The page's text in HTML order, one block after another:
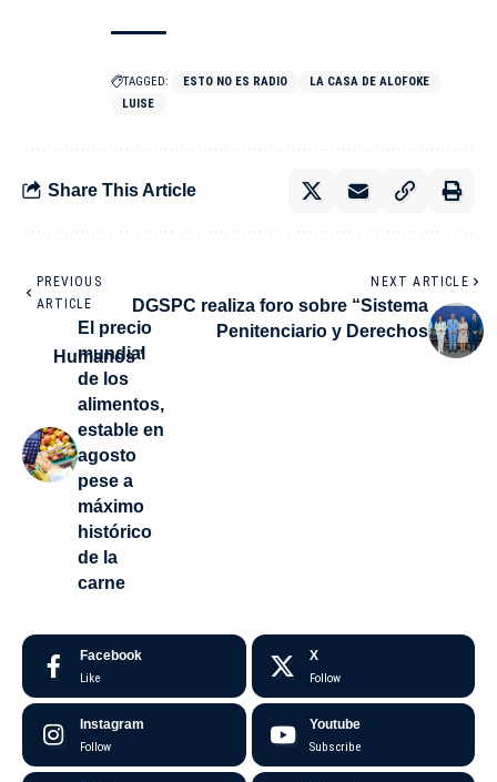
TAGGED: ESTO NO ES RADIO
LA CASA DE ALOFOKE
LUISE
Share This Article
PREVIOUS
ARTICLE
El precio
mundial
de los
alimentos,
estable en
agosto
pese a
máximo
histórico
de la
carne
NEXT ARTICLE
DGSPC realiza foro sobre “Sistema
Penitenciario y Derechos
Humanos”
Facebook
Like
X
Follow
Instagram
Follow
Youtube
Subscribe